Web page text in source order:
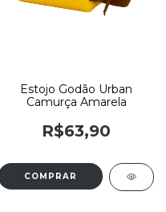
Estojo Godão Urban
Camurça Amarela
R$63,90